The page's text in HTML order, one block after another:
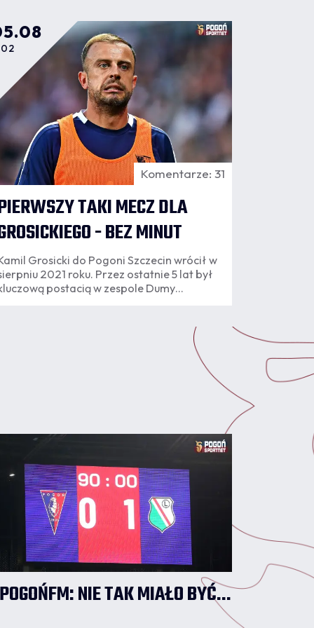
Komentarze: 31
TAKI MECZ DLA
- BEZ MINUT
Grosicki do Pogoni Szczecin wrócił w
2021 roku. Przez ostatnie 5 lat był
postacią w zespole Dumy
poniedziałkowym meczu nie pojawił się
NIE TAK MIAŁO BYĆ...